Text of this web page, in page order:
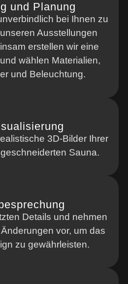
und Planung
bei Ihnen zu
Ausstellungen
erstellen wir eine
wählen Materialien,
und Beleuchtung.
3D-Bilder Ihrer
Sauna.
Details und nehmen
vor, um das
zu gewährleisten.